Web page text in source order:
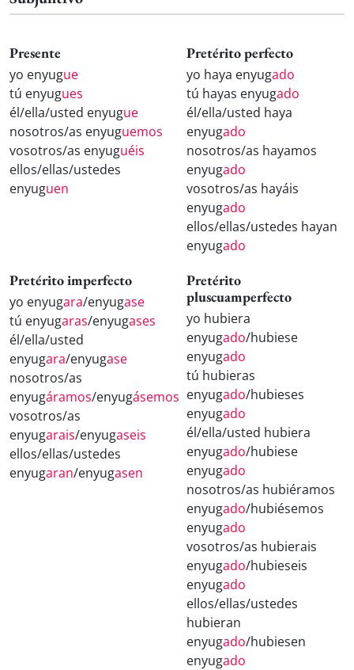
Presente
yo enyugue
tú enyugues
él/ella/usted enyugue
nosotros/as enyuguemos
vosotros/as enyuguéis
ellos/ellas/ustedes
enyuguen
Pretérito perfecto
yo haya enyugado
tú hayas enyugado
él/ella/usted haya
enyugado
nosotros/as hayamos
enyugado
vosotros/as hayáis
enyugado
ellos/ellas/ustedes hayan
enyugado
Pretérito imperfecto
yo enyugara/enyugase
tú enyugaras/enyugases
él/ella/usted
enyugara/enyugase
nosotros/as
enyugáramos/enyugásemos
vosotros/as
enyugarais/enyugaseis
ellos/ellas/ustedes
enyugaran/enyugasen
Pretérito
pluscuamperfecto
yo hubiera
enyugado/hubiese
enyugado
tú hubieras
enyugado/hubieses
enyugado
él/ella/usted hubiera
enyugado/hubiese
enyugado
nosotros/as hubiéramos
enyugado/hubiésemos
enyugado
vosotros/as hubierais
enyugado/hubieseis
enyugado
ellos/ellas/ustedes
hubieran
enyugado/hubiesen
enyugado